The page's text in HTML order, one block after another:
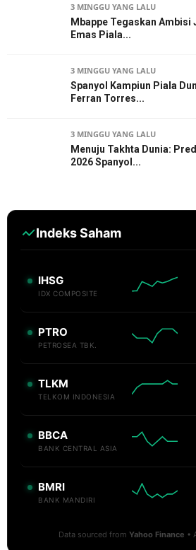
3 MINGGU YANG LALU
Mbappe Tegaskan Ambisi
Emas Piala...
3 MINGGU YANG LALU
Spanyol Kampiun Piala
Ferran Torres...
3 MINGGU YANG LALU
Menuju Takhta Dunia:
2026 Spanyol...
Indeks Saham
IHSG
IDX COMPOSITE
PTRO
PETROSEA TBK.
TLKM
TELKOM INDONESIA
BBCA
BANK CENTRAL ASIA
BMRI
BANK MANDIRI
Data sourced from Yahoo Finance •